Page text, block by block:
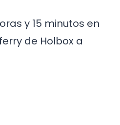
y 15 minutos en
de Holbox a